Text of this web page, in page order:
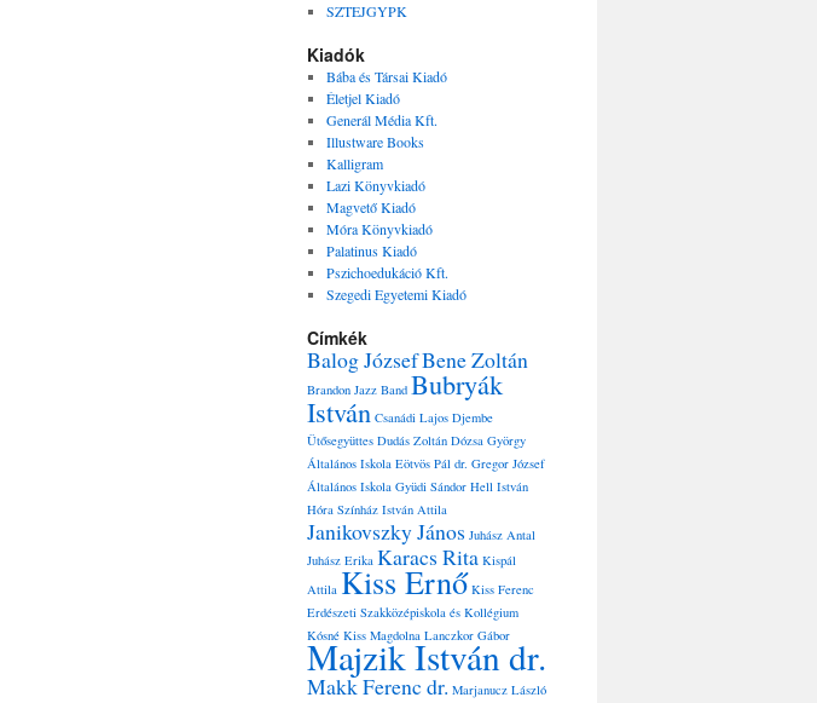
SZTEJGYPK
Kiadók
Bába és Társai Kiadó
Életjel Kiadó
Generál Média Kft.
Illustware Books
Kalligram
Lazi Könyvkiadó
Magvető Kiadó
Móra Könyvkiadó
Palatinus Kiadó
Pszichoedukáció Kft.
Szegedi Egyetemi Kiadó
Címkék
Balog JózsefBene Zoltán
Brandon Jazz Band Bubryák
István Csanádi Lajos Djembe
Ütősegyüttes Dudás Zoltán Dózsa György
Általános Iskola Eötvös Pál dr. Gregor József
Általános Iskola Gyüdi Sándor Hell István
Hóra Színház István Attila
Janikovszky János Juhász Antal
Juhász Erika Karacs Rita Kispál
Attila Kiss Ernő Kiss Ferenc
Erdészeti Szakközépiskola és Kollégium
Kósné Kiss Magdolna Lanczkor Gábor
Majzik István dr.
Makk Ferenc dr. Marjanucz László